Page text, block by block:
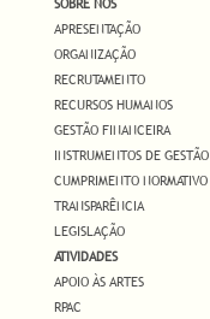
APRESENTAÇÃO
ORGANIZAÇÃO
RECRUTAMENTO
RECURSOS HUMANOS
GESTÃO FINANCEIRA
INSTRUMENTOS DE GESTÃO
CUMPRIMENTO NORMATIVO
TRANSPARÊNCIA
LEGISLAÇÃO
ATIVIDADES
APOIO ÀS ARTES
RPAC